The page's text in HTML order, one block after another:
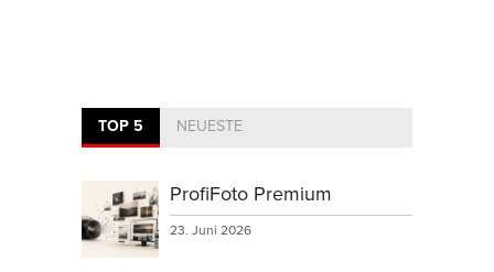
TOP 5 NEUESTE
ProfiFoto Premium
23. Juni 2026